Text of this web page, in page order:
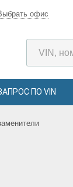
офис
ПО VIN